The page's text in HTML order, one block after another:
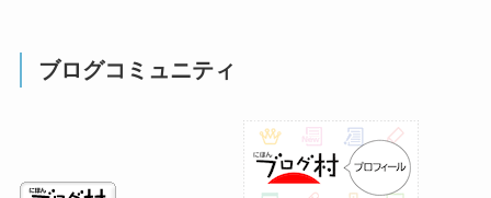
ブログコミュニティ